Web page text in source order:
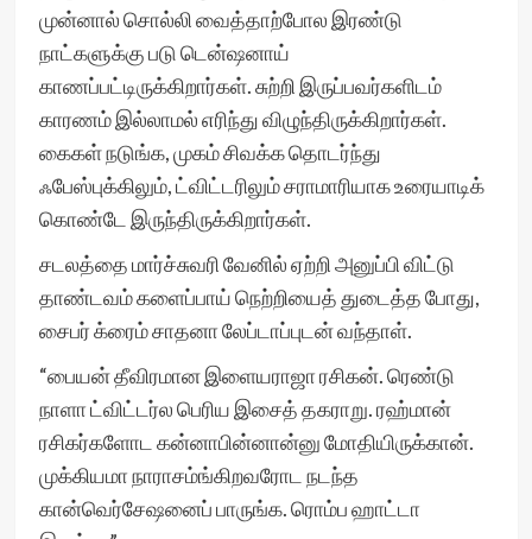
முன்னால் சொல்லி வைத்தாற்போல இரண்டு
நாட்களுக்கு படு டென்ஷனாய்
காணப்பட்டிருக்கிறார்கள். சுற்றி இருப்பவர்களிடம்
காரணம் இல்லாமல் எரிந்து விழுந்திருக்கிறார்கள்.
கைகள் நடுங்க, முகம் சிவக்க தொடர்ந்து
ஃபேஸ்புக்கிலும், ட்விட்டரிலும் சராமாரியாக உரையாடிக்
கொண்டே இருந்திருக்கிறார்கள்.
சடலத்தை மார்ச்சுவரி வேனில் ஏற்றி அனுப்பி விட்டு
தாண்டவம் களைப்பாய் நெற்றியைத் துடைத்த போது,
சைபர் க்ரைம் சாதனா லேப்டாப்புடன் வந்தாள்.
“பையன் தீவிரமான இளையராஜா ரசிகன். ரெண்டு
நாளா ட்விட்டர்ல பெரிய இசைத் தகராறு. ரஹ்மான்
ரசிகர்களோட கன்னாபின்னான்னு மோதியிருக்கான்.
முக்கியமா நாராசம்ங்கிறவரோட நடந்த
கான்வெர்சேஷனைப் பாருங்க. ரொம்ப ஹாட்டா